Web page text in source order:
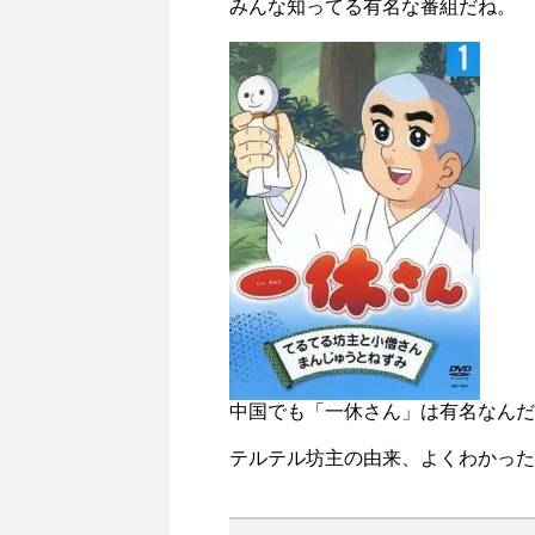
みんな知ってる有名な番組だね。
中国でも「一休さん」は有名なんだ
テルテル坊主の由来、よくわかった